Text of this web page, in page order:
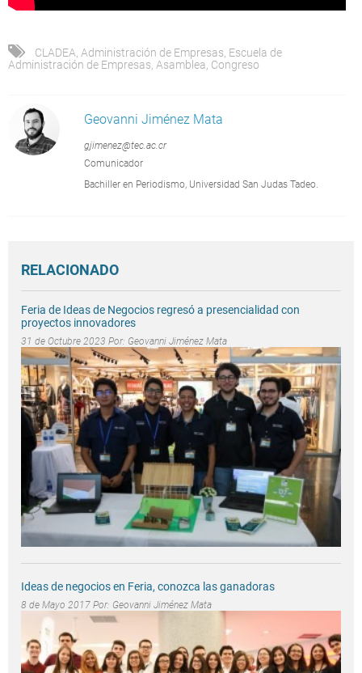
CLADEA Administración de Empresas Escuela de
Administración de Empresas Asamblea Congreso
Geovanni Jiménez Mata
gjimenez@tec.ac.cr
Comunicador
Bachiller en Periodismo, Universidad San Judas Tadeo.
RELACIONADO
Feria de Ideas de Negocios regresó a presencialidad con
proyectos innovadores
31 de Octubre 2023 Por: Geovanni Jiménez Mata
Ideas de negocios en Feria, conozca las ganadoras
8 de Mayo 2017 Por: Geovanni Jiménez Mata